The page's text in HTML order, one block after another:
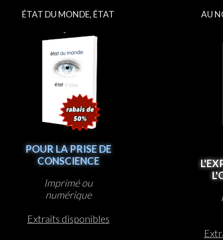
ÉTAT DU MONDE, ÉTAT
D’ÊTRE
POUR LA PRISE DE
CONSCIENCE
Imprimé ou
numérique
Extraits disponibles
AU